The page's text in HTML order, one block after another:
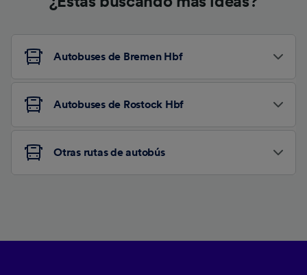
Autobuses de Bremen Hbf
Autobuses de Rostock Hbf
Otras rutas de autobús